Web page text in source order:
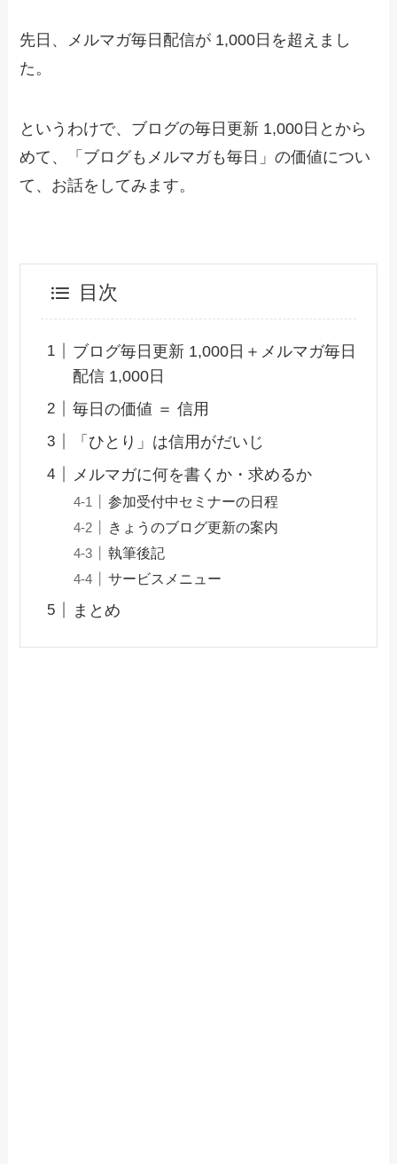
先日、メルマガ毎日配信が 1,000日を超えまし
た。
というわけで、ブログの毎日更新 1,000日とから
めて、「ブログもメルマガも毎日」の価値につい
て、お話をしてみます。
目次
ブログ毎日更新 1,000日＋メルマガ毎日
配信 1,000日
毎日の価値 ＝ 信用
「ひとり」は信用がだいじ
メルマガに何を書くか・求めるか
参加受付中セミナーの日程
きょうのブログ更新の案内
執筆後記
サービスメニュー
まとめ